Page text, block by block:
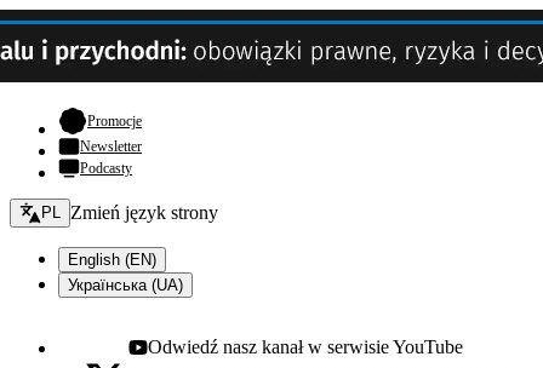
Promocje- otwiera się w nowej karcie
Newsletter
Podcasty
Zmień język - bieżący:
PL Zmień język strony
English (EN)
Українська (UA)
Youtube - otwiera się w nowej karcie
Odwiedź nasz kanał w serwisie YouTube